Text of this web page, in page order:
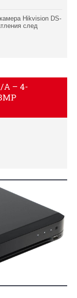
Hikvision DS-
след
A – 4-